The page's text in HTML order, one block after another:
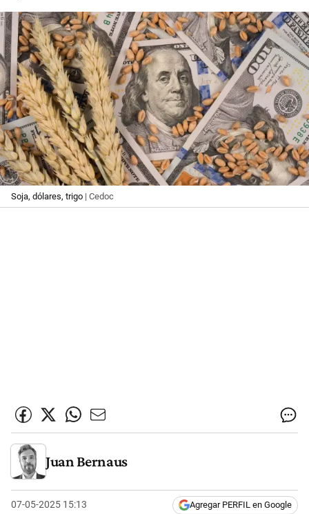
Soja, dólares, trigo | Cedoc
Juan Bernaus
07-05-2025 15:13 Agregar PERFIL en Google